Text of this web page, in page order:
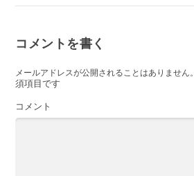
コメントを書く
メールアドレスが公開されることはありません。
須項目です
コメント